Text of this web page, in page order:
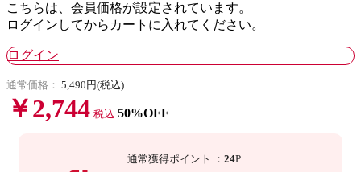
こちらは、会員価格が設定されています。
ログインしてからカートに入れてください。
ログイン
通常価格： 5,490円(税込)
￥2,744 税込 50%OFF
通常獲得ポイント ： 24P